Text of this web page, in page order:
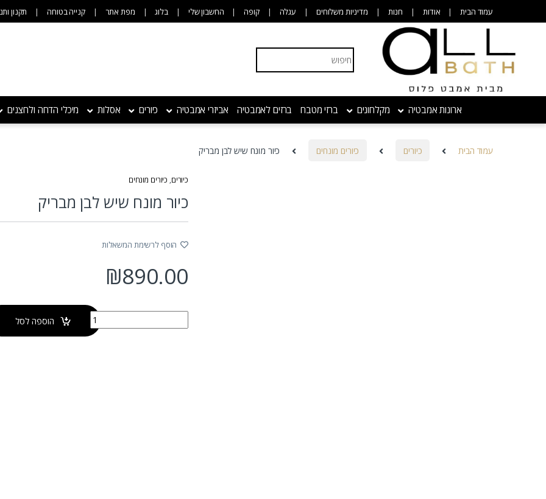
עמוד הבית אודות חנות מדיניות משלוחים עגלה קופה החשבון שלי בלוג מפת אתר קנייה בטוחה תקנון
Search for:
ארונות אמבטיה מקלחונים ברזי מטבח ברזים לאמבטיה אביזרי אמבטיה כיורים אסלות מיכלי הדחה ולחצנים
עמוד הבית כיורים כיורים מונחים כיור מונח שיש לבן מבריק
כיורים, כיורים מונחים
כיור מונח שיש לבן מבריק
הוסף לרשימת המשאלות
₪890.00
כמות של כיור מונח שיש לבן מבריק הוספה לסל